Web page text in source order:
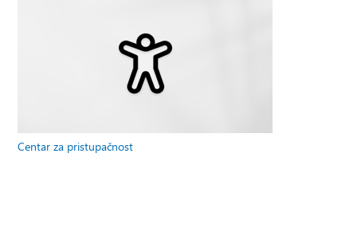
Centar za pristupačnost